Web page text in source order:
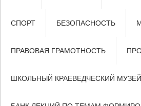
СПОРТ БЕЗОПАСНОСТЬ
ПРАВОВАЯ ГРАМОТНОСТЬ
ШКОЛЬНЫЙ КРАЕВЕДЧЕСКИЙ МУЗЕЙ